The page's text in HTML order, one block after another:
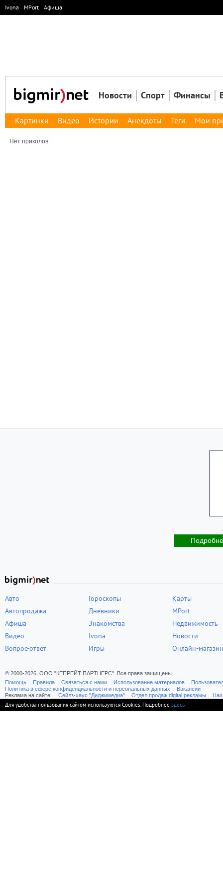
Ivona MPort Афиша
Новости Спорт Финансы
Картинки Видео Истории Анекдоты Теги Мои
Нет приколов
Авто
Автопродажа
Афиша
Видео
Вопрос-ответ
Гороскопы
Дневники
Знакомства
Ivona
Игры
Карты
MPort
Недвижимость
Новости
Онлайн-магазин
© 2000-2026, ООО "КЕПРЕЙТ ПАРТНЕРС". Все права защищены.
Помощь
Правила Связаться с нами Использование материалов
Политика в сфере конфиденциальности и персональных данных
Вакансии
Реклама на сайте:
Cейлз-хаус "Диджимедиа" Отдел продаж digital рекламы
Для удобства пользования сайтом используются Cookies. Подробнее здесь